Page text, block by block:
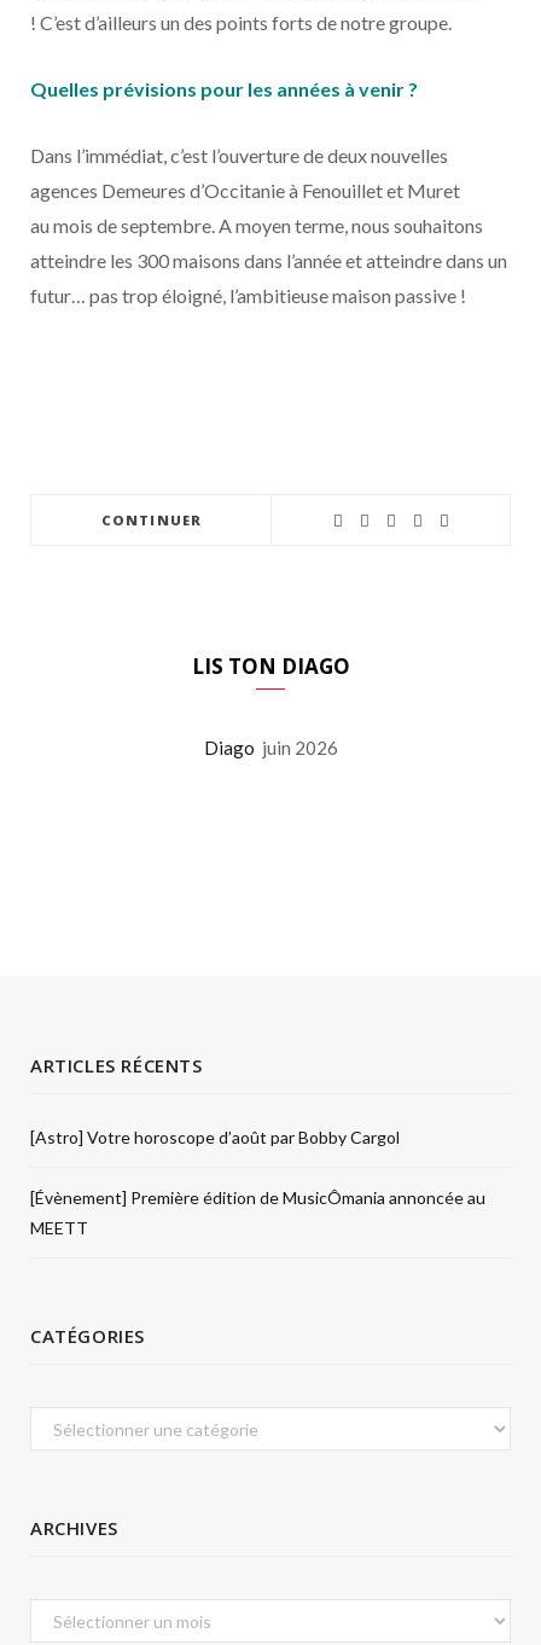
! C’est d’ailleurs un des points forts de notre groupe.
Quelles prévisions pour les années à venir ?
Dans l’immédiat, c’est l’ouverture de deux nouvelles
agences Demeures d’Occitanie à Fenouillet et Muret
au mois de septembre. A moyen terme, nous souhaitons
atteindre les 300 maisons dans l’année et atteindre dans un
futur… pas trop éloigné, l’ambitieuse maison passive !
CONTINUER
LIS TON DIAGO
Diago juin 2026
ARTICLES RÉCENTS
[Astro] Votre horoscope d’août par Bobby Cargol
[Évènement] Première édition de MusicÔmania annoncée au
MEETT
CATÉGORIES
Catégories
ARCHIVES
Archives